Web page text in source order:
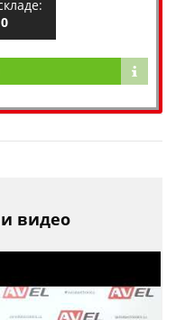
0
видео